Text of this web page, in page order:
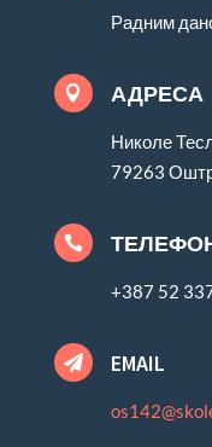
Радним
 АДРЕСА
Николе
79263

+387 52
 EMAIL